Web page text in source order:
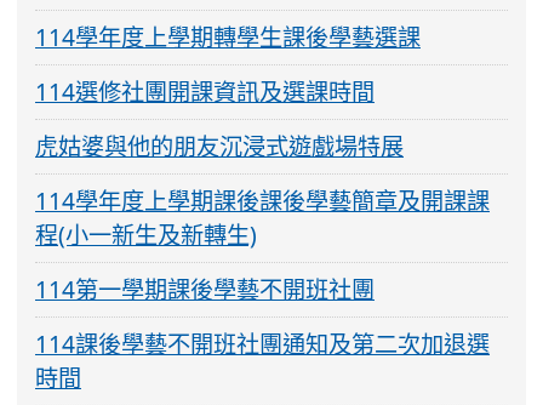
114學年度上學期轉學生課後學藝選課
114選修社團開課資訊及選課時間
虎姑婆與他的朋友沉浸式遊戲場特展
114學年度上學期課後課後學藝簡章及開課課
程(小一新生及新轉生)
114第一學期課後學藝不開班社團
114課後學藝不開班社團通知及第二次加退選
時間